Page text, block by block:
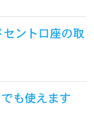
ント口座の取
も使えます